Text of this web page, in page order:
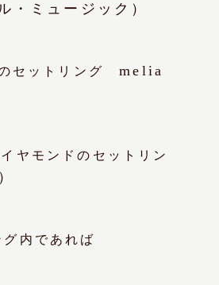
・ミュージック）
セットリング
melia
ヤモンドのセットリン
内であれば